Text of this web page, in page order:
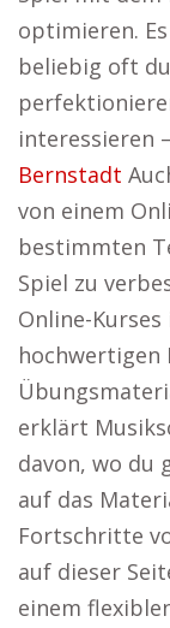
optimieren.
beliebig oft
interessieren
Bernstadt
von einem
bestimmten
Spiel zu
Online-
hochwertigen
erklärt
davon, wo du
auf das
Fortschritte
auf dieser
einem